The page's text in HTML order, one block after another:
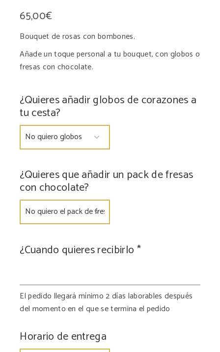
65,00€
Bouquet de rosas con bombones.
Añade un toque personal a tu bouquet, con globos o
fresas con chocolate.
¿Quieres añadir globos de corazones a
tu cesta?
¿Quieres que añadir un pack de fresas
con chocolate?
¿Cuando quieres recibirlo*
El pedido llegará mínimo 2 días laborables después
del momento en el que se termina el pedido
Horario de entrega